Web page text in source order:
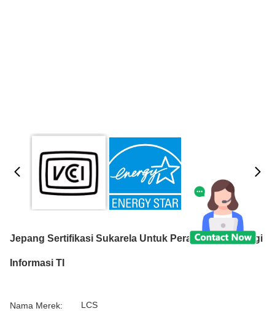
Jepang Sertifikasi Sukarela Untuk Peralatan Teknologi
Informasi TI
Nama Merek: LCS